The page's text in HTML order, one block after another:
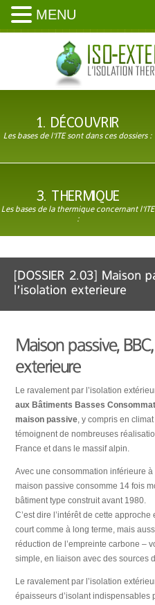
1. DÉCOUVRIR
Les bases de l'ITE sont dans ces dossiers :
3. THERMIQUE
Les bases de la thermique concernant l'ITE
:
Le ravalement par l’isolation
aux Bâtiments Basses
maison passive, y compris en
témoignent de nombreuses
France et dans le massif alpin.
Avec une consommation inférieure
maison passive consomme 14 fois
bâtiment type construit avant 1980.
C’est dire l’intérêt de cette
court comme à long terme, mais
réduction de l’empreinte carbone –
simple, en liaison avec des sources
Le ravalement par l’isolation
épaisseurs d’isolant
MENU